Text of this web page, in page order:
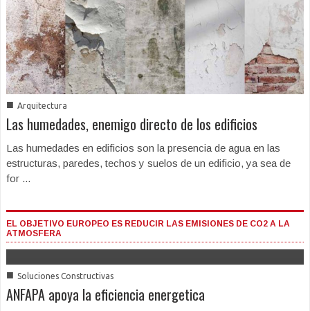
■ Arquitectura
Las humedades, enemigo directo de los edificios
Las humedades en edificios son la presencia de agua en las
estructuras, paredes, techos y suelos de un edificio, ya sea de
for ...
EL OBJETIVO EUROPEO ES REDUCIR LAS EMISIONES DE CO2 A LA
ATMOSFERA
■ Soluciones Constructivas
ANFAPA apoya la eficiencia energetica